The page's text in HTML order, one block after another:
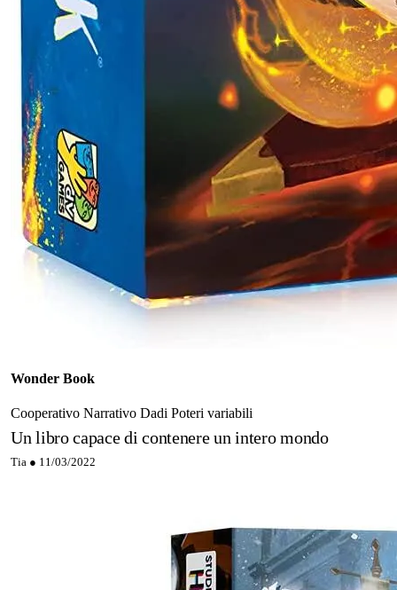
Wonder Book
Cooperativo Narrativo Dadi Poteri variabili
Un libro capace di contenere un intero mondo
Tia ● 11/03/2022